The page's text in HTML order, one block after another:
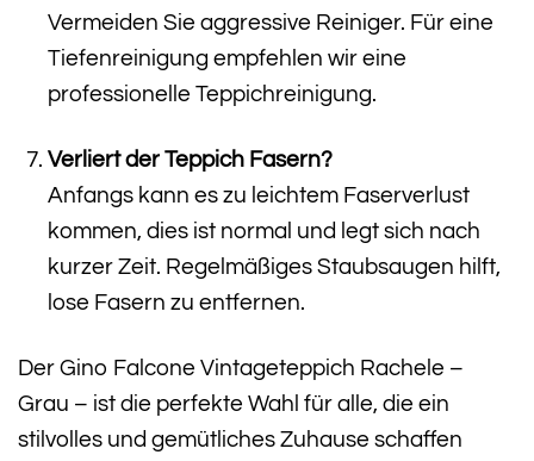
Vermeiden Sie aggressive Reiniger. Für eine
Tiefenreinigung empfehlen wir eine
professionelle Teppichreinigung.
Verliert der Teppich Fasern?
Anfangs kann es zu leichtem Faserverlust
kommen, dies ist normal und legt sich nach
kurzer Zeit. Regelmäßiges Staubsaugen hilft,
lose Fasern zu entfernen.
Der Gino Falcone Vintageteppich Rachele –
Grau – ist die perfekte Wahl für alle, die ein
stilvolles und gemütliches Zuhause schaffen